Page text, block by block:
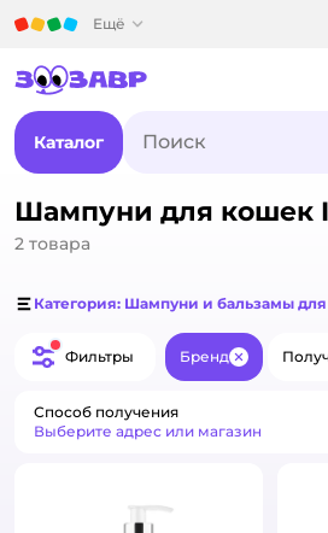
Ещё
Каталог
Шампуни для кошек I
2 товара
Категория: Шампуни и бальзамы
Фильтры Бренд Закрыть
Способ получения
Выберите адрес или магазин